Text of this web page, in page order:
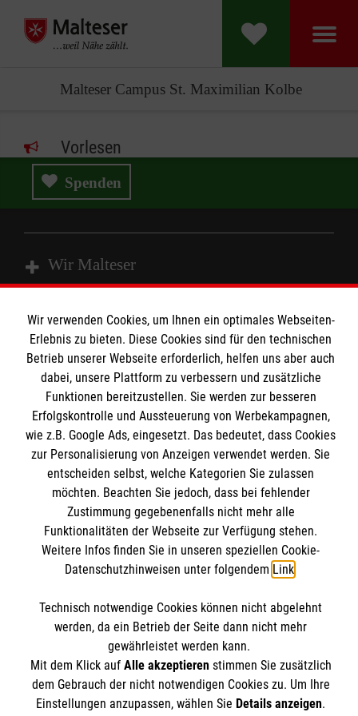
Malteser Campus St. Maximilian Kolbe
Vorlesen
Spenden
Wir Malteser
Spenden & Helfen
Angebote & Leistungen
Kursangebote
Mitarbeiten & Stellenangebote
Wir Malteser
Informationen
Kontakt
Impressum
Datenschutz
Malteser online
Malteserorden
Malteser Jugend
Malteser International
Mediathek
Spendenkonto
IBAN: DE103 7060 120 120 120 0001 2
BIC: GENODED 1PA7
Soziale Netzwerke
Der Malteser Hilfsdienst e.V. ist als eingetragene
gemeinnützige Organisation von der Körperschaft- und
Wir verwenden Cookies, um Ihnen ein optimales Webseiten-
Erlebnis zu bieten. Diese Cookies sind für den technischen
Betrieb unserer Webseite erforderlich, helfen uns aber auch
dabei, unsere Plattform zu verbessern und zusätzliche
Funktionen bereitzustellen. Sie werden zur besseren
Erfolgskontrolle und Aussteuerung von Werbekampagnen,
wie z.B. Google Ads, eingesetzt. Das bedeutet, dass Cookies
zur Personalisierung von Anzeigen verwendet werden. Sie
entscheiden selbst, welche Kategorien Sie zulassen
möchten. Beachten Sie jedoch, dass bei fehlender
Zustimmung gegebenenfalls nicht mehr alle
Funktionalitäten der Webseite zur Verfügung stehen.
Weitere Infos finden Sie in unseren speziellen Cookie-
Datenschutzhinweisen unter folgendem Link.
Technisch notwendige Cookies können nicht abgelehnt
werden, da ein Betrieb der Seite dann nicht mehr
gewährleistet werden kann.
Mit dem Klick auf Alle akzeptierenstimmen Sie zusätzlich
dem Gebrauch der nicht notwendigen Cookies zu. Um Ihre
Einstellungen anzupassen, wählen Sie Details anzeigen.